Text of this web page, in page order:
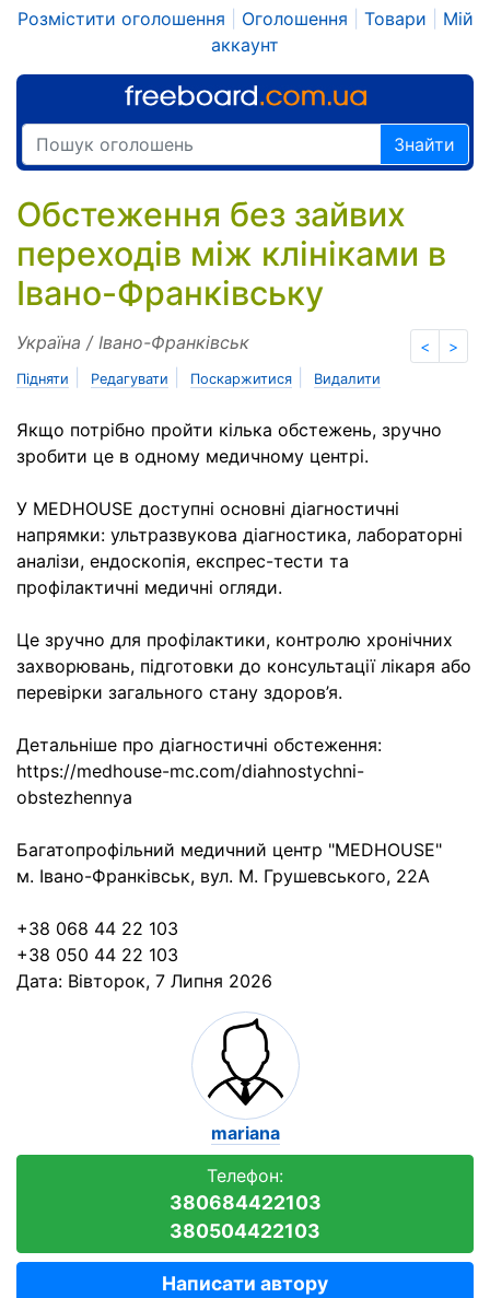
Розмістити оголошення Оголошення Товари
Мій
аккаунт
Знайти
Обстеження без зайвих
переходів між клініками в
Івано-Франківську
< >
Україна / Івано-Франківськ
Підняти Редагувати Поскаржитися Видалити
Якщо потрібно пройти кілька обстежень, зручно
зробити це в одному медичному центрі.
У MEDHOUSE доступні основні діагностичні
напрямки: ультразвукова діагностика, лабораторні
аналізи, ендоскопія, експрес-тести та
профілактичні медичні огляди.
Це зручно для профілактики, контролю хронічних
захворювань, підготовки до консультації лікаря або
перевірки загального стану здоров’я.
Детальніше про діагностичні обстеження:
https://medhouse-mc.com/diahnostychni-
obstezhennya
Багатопрофільний медичний центр "MEDHOUSE"
м. Івано-Франківськ, вул. М. Грушевського, 22А
+38 068 44 22 103
+38 050 44 22 103
Дата: Вівторок, 7 Липня 2026
mariana
Телефон:
380684422103
380504422103
Написати автору